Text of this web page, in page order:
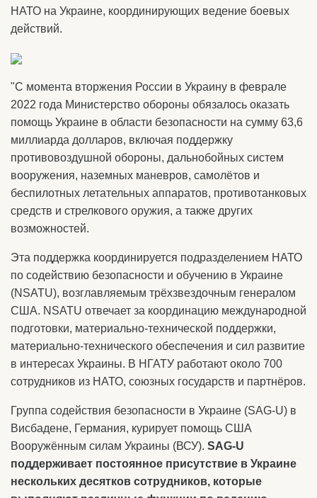
НАТО на Украине, координирующих ведение боевых
действий.
"С момента вторжения России в Украину в феврале
2022 года Министерство обороны обязалось оказать
помощь Украине в области безопасности на сумму 63,6
миллиарда долларов, включая поддержку
противовоздушной обороны, дальнобойных систем
вооружения, наземных маневров, самолётов и
беспилотных летательных аппаратов, противотанковых
средств и стрелкового оружия, а также других
возможностей.
Эта поддержка координируется подразделением НАТО
по содействию безопасности и обучению в Украине
(NSATU), возглавляемым трёхзвездочным генералом
США. NSATU отвечает за координацию международной
подготовки, материально-технической поддержки,
материально-технического обеспечения и сил развитие
в интересах Украины. В НГАТУ работают около 700
сотрудников из НАТО, союзных государств и партнёров.
Группа содействия безопасности в Украине (SAG-U) в
Висбадене, Германия, курирует помощь США
Вооружённым силам Украины (ВСУ). SAG-U
поддерживает постоянное присутствие в Украине
нескольких десятков сотрудников, которые